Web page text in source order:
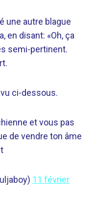
une autre blague
en disant: «Oh, ça
semi-pertinent.
ci-dessous.
et vous pas
de vendre ton âme
11 février